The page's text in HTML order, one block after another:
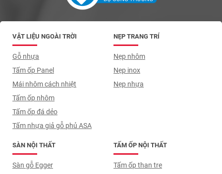
VẬT LIỆU NGOÀI TRỜI
Gỗ nhựa
Tấm ốp Panel
Mái nhôm cách nhiệt
Tấm ốp nhôm
Tấm ốp đá dẻo
Tấm nhựa giả gỗ phủ ASA
TẤM ỐP NỘI THẤT
Tấm ốp than tre
SÀN NỘI THẤT
Sàn gỗ Egger
NẸP TRANG TRÍ
Nẹp nhôm
Nẹp inox
Nẹp nhựa